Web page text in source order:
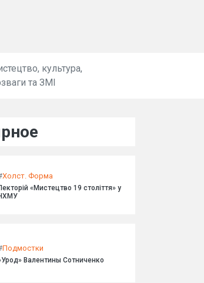
культура,
та ЗМІ
Холст. Форма
«Мистецтво 19 століття» у
Подмостки
Валентины Сотниченко